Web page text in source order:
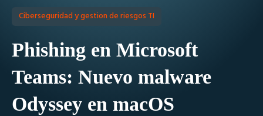
Ciberseguridad y gestion de riesgos TI
Phishing en Microsoft
Teams: Nuevo malware
Odyssey en macOS